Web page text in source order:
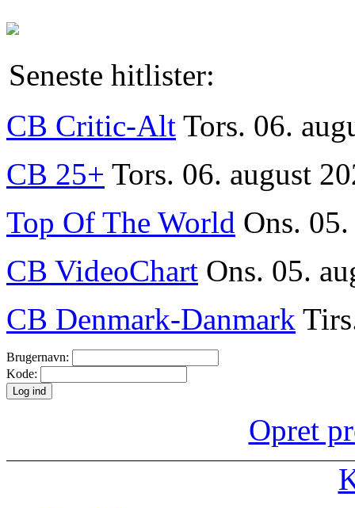
Seneste hitlister:
CB Critic-Alt Tors. 06.
CB 25+ Tors. 06. august
Top Of The World Ons.
CB VideoChart Ons. 05.
CB Denmark-Danmark
Brugernavn:
Kode:
Opret